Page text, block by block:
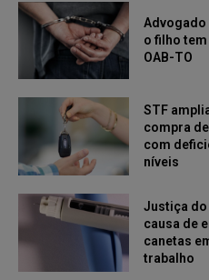
Advogado
o filho
OAB-TO
STF
compra
com
níveis
Justiça
causa de
canetas
trabalho